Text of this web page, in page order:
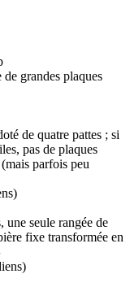
grandes plaques
de quatre pattes ; si
pas de plaques
parfois peu
une seule rangée de
fixe transformée en